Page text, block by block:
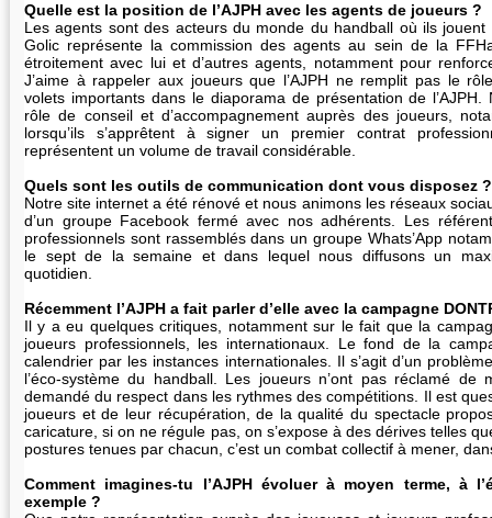
Quelle est la position de l’AJPH avec les agents de joueurs ?
Les agents sont des acteurs du monde du handball où ils jouent
Golic représente la commission des agents au sein de la
étroitement avec lui et d’autres agents, notamment pour
J’aime à rappeler aux joueurs que l’AJPH ne remplit pas le rôle
volets importants dans le diaporama de présentation de
rôle de conseil et d’accompagnement auprès des joueurs,
lorsqu’ils s’apprêtent à signer un premier contrat
représentent un volume de travail considérable.
Quels sont les outils de communication dont vous disposez ?
Notre site internet a été rénové et nous animons les réseaux
d’un groupe Facebook fermé avec nos adhérents. Les
professionnels sont rassemblés dans un groupe Whats’App
le sept de la semaine et dans lequel nous diffusons un
quotidien.
Récemment l’AJPH a fait parler d’elle avec la campagne
Il y a eu quelques critiques, notamment sur le fait que la
joueurs professionnels, les internationaux. Le fond de la
calendrier par les instances internationales. Il s’agit d’un
l’éco-système du handball. Les joueurs n’ont pas réclamé de
demandé du respect dans les rythmes des compétitions. Il est
joueurs et de leur récupération, de la qualité du spectacle
caricature, si on ne régule pas, on s’expose à des dérives telles
postures tenues par chacun, c’est un combat collectif à mener,
Comment imagines-tu l’AJPH évoluer à moyen terme, à
exemple ?